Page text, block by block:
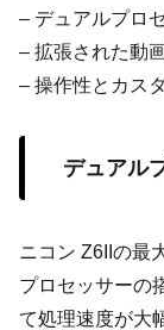
– デュアルプロ
– 拡張された動
– 操作性とカス
デュアル
ニコン Z6IIの最
プロセッサーの
て処理速度が大